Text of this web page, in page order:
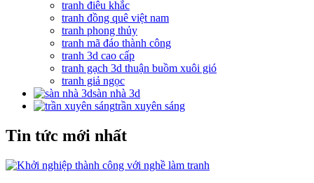
tranh điêu khắc
tranh đồng quê việt nam
tranh phong thủy
tranh mã đáo thành công
tranh 3d cao cấp
tranh gạch 3d thuận buồm xuôi gió
tranh giả ngọc
sàn nhà 3d
trần xuyên sáng
Tin tức mới nhất